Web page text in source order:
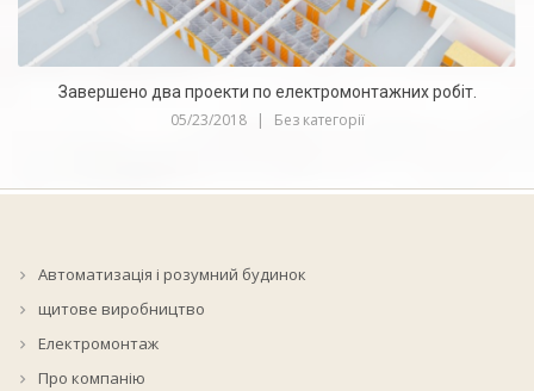
Автоматизація будівель (BMS) і приватного будинку
02/06/2020 | Без категорії
Автоматизація і розумний будинок
щитове виробництво
Електромонтаж
Про компанію